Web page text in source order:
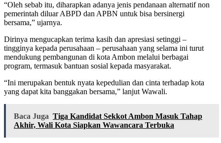
“Oleh sebab itu, diharapkan adanya jenis pendanaan alternatif non
pemerintah diluar ABPD dan APBN untuk bisa bersinergi
bersama,” ujarnya.
Dirinya mengucapkan terima kasih dan apresiasi setinggi –
tingginya kepada perusahaan – perusahaan yang selama ini turut
mendukung pembangunan di kota Ambon melalui berbagai
program, termasuk bantuan sosial kepada masyarakat.
“Ini merupakan bentuk nyata kepedulian dan cinta terhadap kota
yang dapat kita banggakan bersama,” lanjut Wawali.
Baca Juga Tiga Kandidat Sekkot Ambon Masuk Tahap
Akhir, Wali Kota Siapkan Wawancara Terbuka